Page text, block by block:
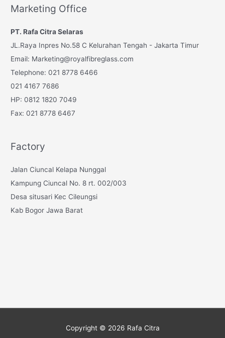
r
h
f
o
r
:
Marketing Office
PT. Rafa Citra Selaras
JL.Raya Inpres No.58 C Kelurahan Tengah - Jakarta Timur
Email: Marketing@royalfibreglass.com
Telephone: 021 8778 6466
021 4167 7686
HP: 0812 1820 7049
Fax: 021 8778 6467
Factory
Jalan Ciuncal Kelapa Nunggal
Kampung Ciuncal No. 8 rt. 002/003
Desa situsari Kec Cileungsi
Kab Bogor Jawa Barat
Copyright © 2026 Rafa Citra